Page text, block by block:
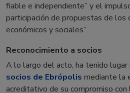
fiable e independiente” y el
participación de propuestas de
económicos y sociales”.
Reconocimiento a socios
A lo largo del acto, ha tenido lugar
socios de Ebrópolis mediante la
acreditativo de su compromiso